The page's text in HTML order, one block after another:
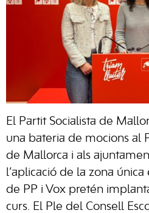
El Partit Socialista de
una bateria de mocions al
de Mallorca i als
l’aplicació de la zona
de PP i Vox pretén
curs. El Ple del Consell